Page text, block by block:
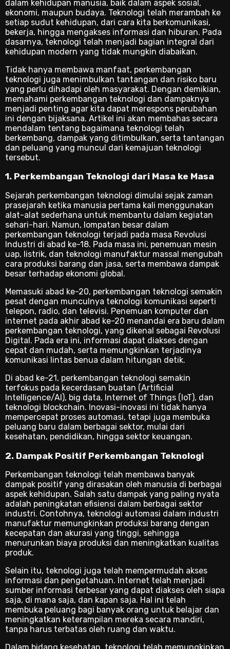
dalam kehidupan manusia, baik dalam aspek sosial,
ekonomi, maupun budaya. Teknologi telah merambah ke
setiap sudut kehidupan, dari cara kita berkomunikasi,
bekerja, hingga mengakses informasi dan hiburan. Pada
dasarnya, teknologi telah menjadi bagian integral dari
kehidupan modern yang tidak mungkin diabaikan.
Tidak hanya membawa manfaat, perkembangan
teknologi juga menimbulkan tantangan dan risiko baru
yang perlu dihadapi oleh masyarakat. Dengan demikian,
memahami perkembangan teknologi dan dampaknya
menjadi penting agar kita dapat merespons perubahan
ini dengan bijaksana. Artikel ini akan membahas secara
mendalam tentang bagaimana teknologi telah
berkembang, dampak yang ditimbulkan, serta tantangan
dan peluang yang muncul dari kemajuan teknologi
tersebut.
1. Perkembangan Teknologi dari Masa ke Masa
Sejarah perkembangan teknologi dimulai sejak zaman
prasejarah ketika manusia pertama kali menggunakan
alat-alat sederhana untuk membantu dalam kegiatan
sehari-hari. Namun, lompatan besar dalam
perkembangan teknologi terjadi pada masa Revolusi
Industri di abad ke-18. Pada masa ini, penemuan mesin
uap, listrik, dan teknologi manufaktur massal mengubah
cara produksi barang dan jasa, serta membawa dampak
besar terhadap ekonomi global.
Memasuki abad ke-20, perkembangan teknologi semakin
pesat dengan munculnya teknologi komunikasi seperti
telepon, radio, dan televisi. Penemuan komputer dan
internet pada akhir abad ke-20 menandai era baru dalam
perkembangan teknologi, yang dikenal sebagai Revolusi
Digital. Pada era ini, informasi dapat diakses dengan
cepat dan mudah, serta memungkinkan terjadinya
komunikasi lintas benua dalam hitungan detik.
Di abad ke-21, perkembangan teknologi semakin
terfokus pada kecerdasan buatan (Artificial
Intelligence/AI), big data, Internet of Things (IoT), dan
teknologi blockchain. Inovasi-inovasi ini tidak hanya
mempercepat proses automasi, tetapi juga membuka
peluang baru dalam berbagai sektor, mulai dari
kesehatan, pendidikan, hingga sektor keuangan.
2. Dampak Positif Perkembangan Teknologi
Perkembangan teknologi telah membawa banyak
dampak positif yang dirasakan oleh manusia di berbagai
aspek kehidupan. Salah satu dampak yang paling nyata
adalah peningkatan efisiensi dalam berbagai sektor
industri. Contohnya, teknologi automasi dalam industri
manufaktur memungkinkan produksi barang dengan
kecepatan dan akurasi yang tinggi, sehingga
menurunkan biaya produksi dan meningkatkan kualitas
produk.
Selain itu, teknologi juga telah mempermudah akses
informasi dan pengetahuan. Internet telah menjadi
sumber informasi terbesar yang dapat diakses oleh siapa
saja, di mana saja, dan kapan saja. Hal ini telah
membuka peluang bagi banyak orang untuk belajar dan
meningkatkan keterampilan mereka secara mandiri,
tanpa harus terbatas oleh ruang dan waktu.